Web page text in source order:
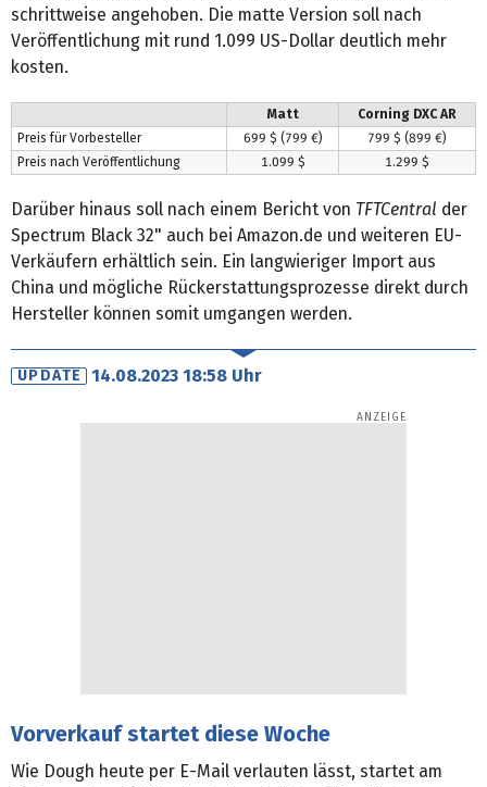
schrittweise angehoben. Die matte Version soll nach
Veröffentlichung mit rund 1.099 US-Dollar deutlich mehr
kosten.
Matt
Corning DXC AR
Preis für Vorbesteller
699 $ (799 €)
799 $ (899 €)
Preis nach Veröffentlichung
1.099 $ 1.299 $
Darüber hinaus soll nach einem Bericht von TFTCentral der
Spectrum Black 32" auch bei Amazon.de und weiteren EU-
Verkäufern erhältlich sein. Ein langwieriger Import aus
China und mögliche Rückerstattungsprozesse direkt durch
Hersteller können somit umgangen werden.
UPDATE 14.08.2023 18:58 Uhr
Vorverkauf startet diese Woche
Wie Dough heute per E-Mail verlauten lässt, startet am